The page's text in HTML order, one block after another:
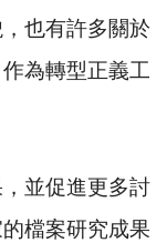
也有許多關於
為轉型正義工
並促進更多討
檔案研究成果